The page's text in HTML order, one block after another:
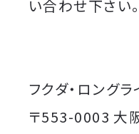
い合わせ下さい。
フクダ・ロング
〒553-0003 大